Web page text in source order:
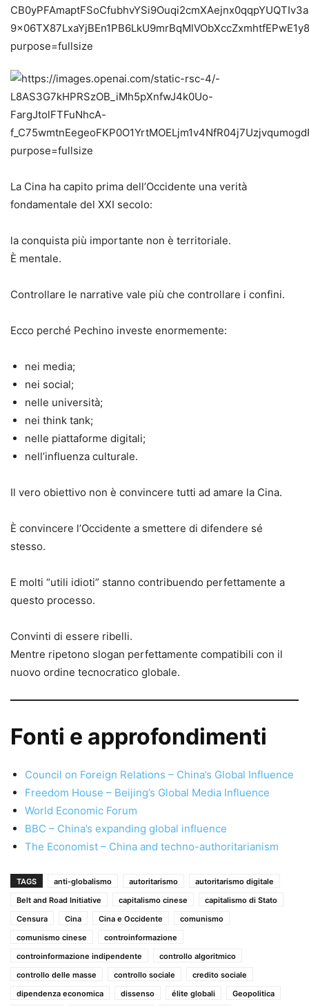
La Cina ha capito prima dell’Occidente una verità
fondamentale del XXI secolo:
la conquista più importante non è territoriale.
È mentale.
Controllare le narrative vale più che controllare i confini.
Ecco perché Pechino investe enormemente:
nei media;
nei social;
nelle università;
nei think tank;
nelle piattaforme digitali;
nell’influenza culturale.
Il vero obiettivo non è convincere tutti ad amare la Cina.
È convincere l’Occidente a smettere di difendere sé
stesso.
E molti “utili idioti” stanno contribuendo perfettamente a
questo processo.
Convinti di essere ribelli.
Mentre ripetono slogan perfettamente compatibili con il
nuovo ordine tecnocratico globale.
Fonti e approfondimenti
Council on Foreign Relations – China’s Global Influence
Freedom House – Beijing’s Global Media Influence
World Economic Forum
BBC – China’s expanding global influence
The Economist – China and techno-authoritarianism
TAGS anti-globalismo autoritarismo
autoritarismo digitale
Belt and Road Initiative
capitalismo cinese
capitalismo di Stato
Censura
Cina Cina e Occidente
comunismo
comunismo cinese
controinformazione
controinformazione indipendente
controllo algoritmico
controllo delle masse
controllo sociale
credito sociale
dipendenza economica
dissenso élite globali
Geopolitica